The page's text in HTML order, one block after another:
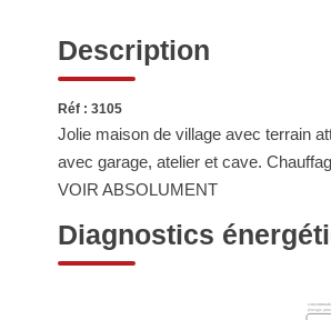
Description
Réf : 3105
Jolie maison de village avec terrain
avec garage, atelier et cave.
VOIR ABSOLUMENT
Diagnostics